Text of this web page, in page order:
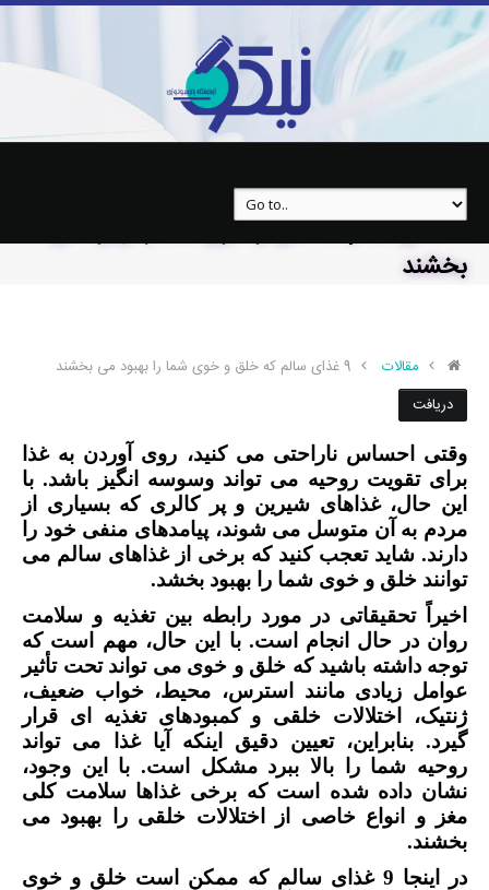
9 غذای سالم که خلق و خوی شما را بهبود می
بخشند
مقالات
9 غذای سالم که خلق و خوی شما را بهبود می بخشند
دریافت
وقتی احساس ناراحتی می کنید، روی آوردن به غذا
برای تقویت روحیه می تواند وسوسه انگیز باشد. با
این حال، غذاهای شیرین و پر کالری که بسیاری از
مردم به آن متوسل می شوند، پیامدهای منفی خود را
دارند. شاید تعجب کنید که برخی از غذاهای سالم می
توانند خلق و خوی شما را بهبود بخشد.
اخیراً تحقیقاتی در مورد رابطه بین تغذیه و سلامت
روان در حال انجام است. با این حال، مهم است که
توجه داشته باشید که خلق و خوی می تواند تحت تأثیر
عوامل زیادی مانند استرس، محیط، خواب ضعیف،
ژنتیک، اختلالات خلقی و کمبودهای تغذیه ای قرار
گیرد. بنابراین، تعیین دقیق اینکه آیا غذا می تواند
روحیه شما را بالا ببرد مشکل است. با این وجود،
نشان داده شده است که برخی غذاها سلامت کلی
مغز و انواع خاصی از اختلالات خلقی را بهبود می
بخشند.
در اینجا 9 غذای سالم که ممکن است خلق و خوی